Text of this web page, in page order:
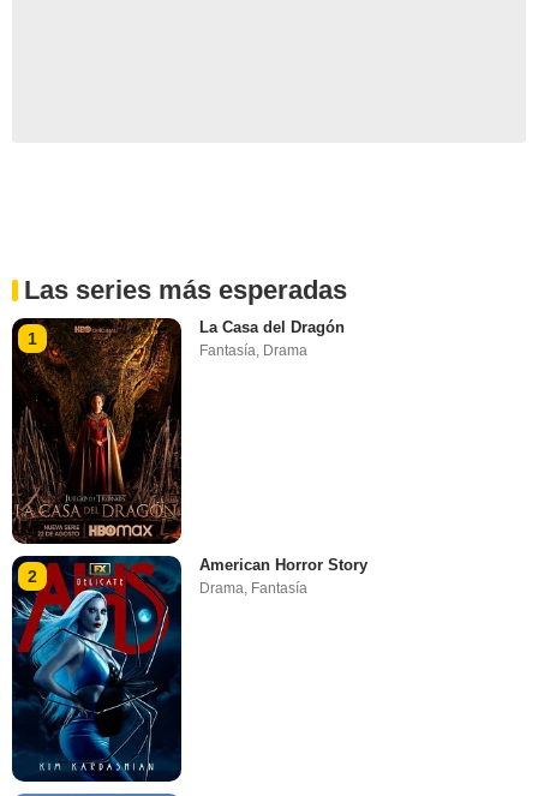
Las series más esperadas
1
La Casa del Dragón
Fantasía Drama
2
American Horror Story
Drama, Fantasía